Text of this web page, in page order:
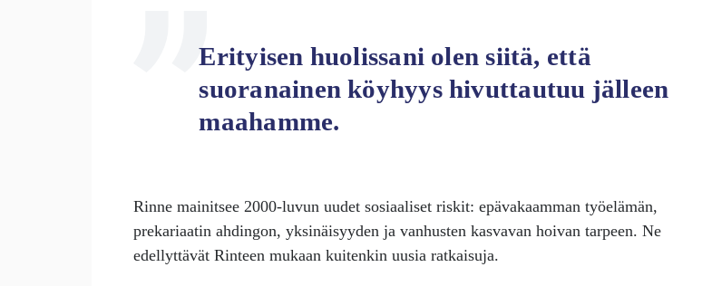
Erityisen huolissani olen siitä, että
suoranainen köyhyys hivuttautuu jälleen
maahamme.
Rinne mainitsee 2000-luvun uudet sosiaaliset riskit: epävakaamman työelämän,
prekariaatin ahdingon, yksinäisyyden ja vanhusten kasvavan hoivan tarpeen. Ne
edellyttävät Rinteen mukaan kuitenkin uusia ratkaisuja.